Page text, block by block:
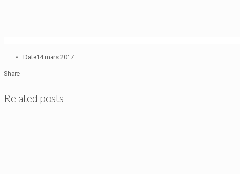
Date14 mars 2017
Share
Related posts